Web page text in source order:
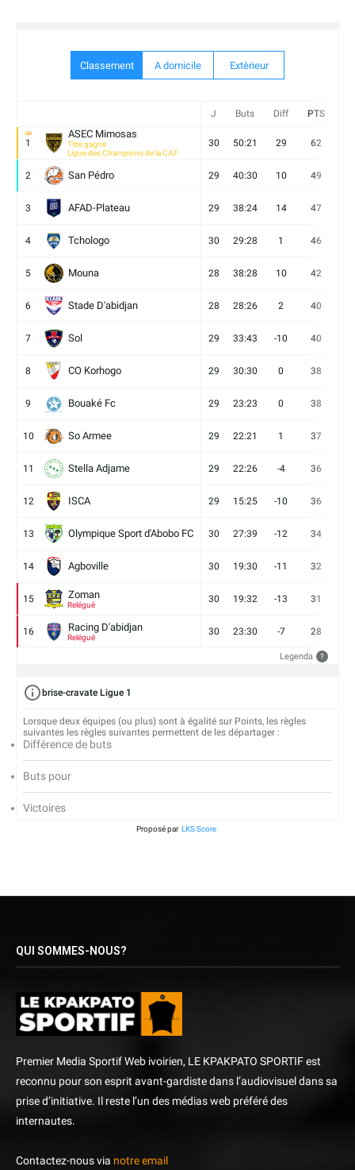
Classement A domicile Extèrieur
J Buts Diff PTS
1
ASEC Mimosas
Titre gagné
Ligue des Champions de la CAF
30 50:21 29 62
2 San Pédro 29 40:30 10 49
3 AFAD-Plateau 29 38:24 14 47
4 Tchologo 30 29:28 1 46
5 Mouna 28 38:28 10 42
6 Stade D'abidjan 28 28:26 2 40
7 Sol 29 33:43 -10 40
8 CO Korhogo 29 30:30 0 38
9 Bouaké Fc 29 23:23 0 38
10 So Armee 29 22:21 1 37
11 Stella Adjame 29 22:26 -4 36
12 ISCA 29 15:25 -10 36
13 Olympique Sport d'Abobo FC 30 27:39 -12 34
14 Agboville 30 19:30 -11 32
15 Zoman
Relégué
30 19:32 -13 31
16 Racing D'abidjan
Relégué
30 23:30 -7 28
Legenda ?
brise-cravate Ligue 1
Lorsque deux équipes (ou plus) sont à égalité sur Points, les règles
suivantes les règles suivantes permettent de les départager :
Différence de buts
Buts pour
Victoires
Proposé par LKS Score
QUI SOMMES-NOUS?
Premier Media Sportif Web ivoirien, LE KPAKPATO SPORTIF est
reconnu pour son esprit avant-gardiste dans l’audiovisuel dans sa
prise d’initiative. Il reste l’un des médias web préféré des
internautes.
Contactez-nous via notre email